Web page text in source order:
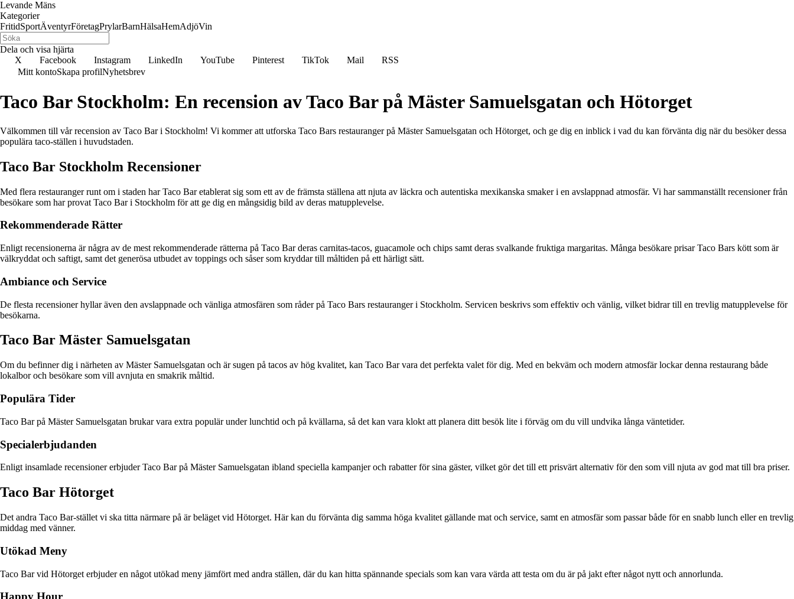
Levande Mäns
Kategorier
FritidSportÄventyrFöretagPrylarBarnHälsaHemAdjöVin
Dela och visa hjärta
X
Facebook Instagram LinkedIn YouTube Pinterest TikTok Mail
RSS
Mitt kontoSkapa profilNyhetsbrev
Taco Bar Stockholm: En recension av Taco Bar på Mäster Samuelsgatan och Hötorget
Välkommen till vår recension av Taco Bar i Stockholm! Vi kommer att utforska Taco Bars restauranger på Mäster Samuelsgatan och Hötorget, och ge dig en inblick i vad du kan förvänta dig när du besöker dessa
populära taco-ställen i huvudstaden.
Taco Bar Stockholm Recensioner
Med flera restauranger runt om i staden har Taco Bar etablerat sig som ett av de främsta ställena att njuta av läckra och autentiska mexikanska smaker i en avslappnad atmosfär. Vi har sammanställt recensioner från
besökare som har provat Taco Bar i Stockholm för att ge dig en mångsidig bild av deras matupplevelse.
Rekommenderade Rätter
Enligt recensionerna är några av de mest rekommenderade rätterna på Taco Bar deras carnitas-tacos, guacamole och chips samt deras svalkande fruktiga margaritas. Många besökare prisar Taco Bars kött som är
välkryddat och saftigt, samt det generösa utbudet av toppings och såser som kryddar till måltiden på ett härligt sätt.
Ambiance och Service
De flesta recensioner hyllar även den avslappnade och vänliga atmosfären som råder på Taco Bars restauranger i Stockholm. Servicen beskrivs som effektiv och vänlig, vilket bidrar till en trevlig matupplevelse för
besökarna.
Taco Bar Mäster Samuelsgatan
Om du befinner dig i närheten av Mäster Samuelsgatan och är sugen på tacos av hög kvalitet, kan Taco Bar vara det perfekta valet för dig. Med en bekväm och modern atmosfär lockar denna restaurang både
lokalbor och besökare som vill avnjuta en smakrik måltid.
Populära Tider
Taco Bar på Mäster Samuelsgatan brukar vara extra populär under lunchtid och på kvällarna, så det kan vara klokt att planera ditt besök lite i förväg om du vill undvika långa väntetider.
Specialerbjudanden
Enligt insamlade recensioner erbjuder Taco Bar på Mäster Samuelsgatan ibland speciella kampanjer och rabatter för sina gäster, vilket gör det till ett prisvärt alternativ för den som vill njuta av god mat till bra priser.
Taco Bar Hötorget
Det andra Taco Bar-stället vi ska titta närmare på är beläget vid Hötorget. Här kan du förvänta dig samma höga kvalitet gällande mat och service, samt en atmosfär som passar både för en snabb lunch eller en trevlig
middag med vänner.
Utökad Meny
Taco Bar vid Hötorget erbjuder en något utökad meny jämfört med andra ställen, där du kan hitta spännande specials som kan vara värda att testa om du är på jakt efter något nytt och annorlunda.
Happy Hour